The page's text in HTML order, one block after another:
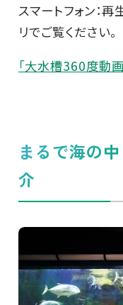
スマートフォン：
リでご覧ください。
「大水槽360度動画
まるで海の
介